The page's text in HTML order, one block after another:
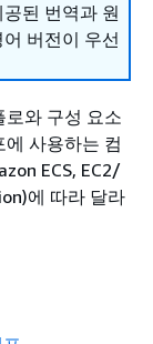
된 번역과 원
버전이 우선
와 구성 요소
사용하는 컴
ECS, EC2/
에 따라 달라